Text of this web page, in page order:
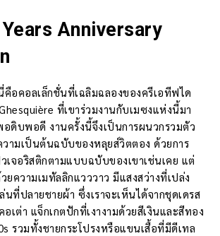
Anniversary
คือคอลเล็กชั่นที่เฉลิมฉลองของครีเอทีฟได
ที่เขาร่วมงานกับเมซงแห่งนี้มา
ดิบพอดี งานครั้งนี้จึงเป็นการผนวกรวมตัว
วามเป็นต้นฉบับของหลุยส์วิตตอง ด้วยการ
เจอริสติกตามแบบฉบับของเขาเช่นเคย แต่
ความเมทัลลิกแวววาว มีแสงสว่างที่เปล่ง
นที่ปลายชายผ้า ซึ่งเราจะเห็นได้จากชุดเดรส
อเต่า แจ็กเกตปักที่เงางามด้วยสีเงินและสีทอง
รวมทั้งชายกระโปรงหรือแขนเสื้อที่มีดีเทล